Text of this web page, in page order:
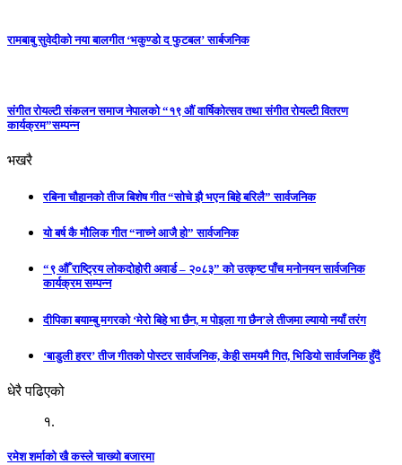
रामबाबु सुवेदीको नया बालगीत ‘भकुण्डो द फुटबल’ सार्बजनिक
संगीत रोयल्टी संकलन समाज नेपालको “१९ औं वार्षिकोत्सव तथा संगीत रोयल्टी वितरण
कार्यक्रम”सम्पन्न
भखरै
रबिना चौहानको तीज बिशेष गीत “सोचे झै भएन बिहे बरिलै” सार्वजनिक
यो बर्ष कै मौलिक गीत “नाच्ने आजै हो” सार्वजनिक
“९ औँ राष्ट्रिय लोकदोहोरी अवार्ड – २०८३” को उत्कृष्ट पाँच मनोनयन सार्वजनिक
कार्यक्रम सम्पन्न
दीपिका बयाम्बु मगरको ‘मेरो बिहे भा छैन, म पोइला गा छैन’ले तीजमा ल्यायो नयाँ तरंग
‘बाडुली हरर’ तीज गीतको पोस्टर सार्वजनिक, केही समयमै गित, भिडियो सार्वजनिक हुँदै
धेरै पढिएको
१.
रमेश शर्माको खै कस्ले चाख्यो बजारमा